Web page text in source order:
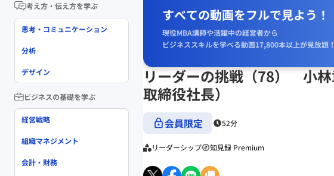
すべての動画をフルで見よう！
現役MBA講師や活躍中の経営者から
ビジネススキルを学べる動画17,800本以上が見放題！
リーダーの挑戦（78） 小
取締役社長）
会員限定 52分
リーダーシップ 知見録 Premium
考え方・伝え方を学ぶ
思考・コミュニケーション
分析
デザイン
ビジネスの基礎を学ぶ
経営戦略
組織マネジメント
会計・財務